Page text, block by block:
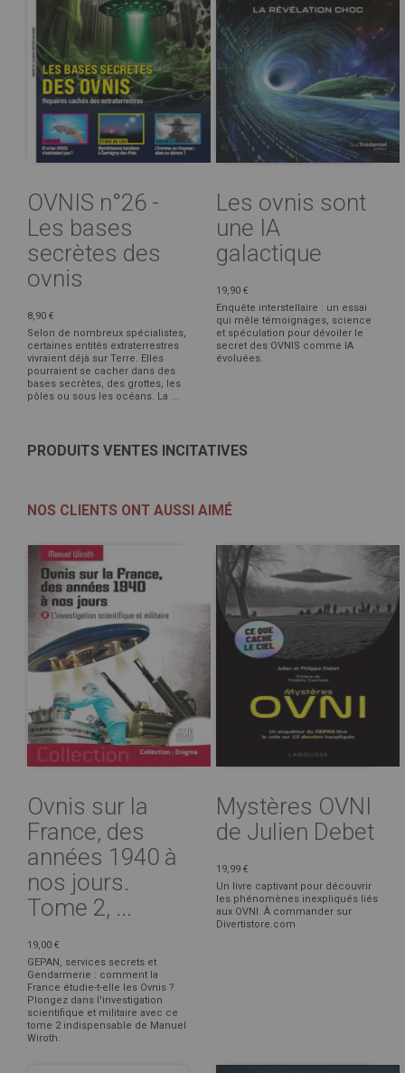
OVNIS n°26 -
Les bases
secrètes des
ovnis
8,90 €
Selon de nombreux spécialistes,
certaines entités extraterrestres
vivraient déjà sur Terre. Elles
pourraient se cacher dans des
bases secrètes, des grottes, les
pôles ou sous les océans. La ...
Les ovnis sont
une IA
galactique
19,90 €
Enquête interstellaire : un essai
qui mêle témoignages, science
et spéculation pour dévoiler le
secret des OVNIS comme IA
évoluées.
PRODUITS VENTES INCITATIVES
NOS CLIENTS ONT AUSSI AIMÉ
Ovnis sur la
France, des
années 1940 à
nos jours.
Tome 2, ...
19,00 €
GEPAN, services secrets et
Gendarmerie : comment la
France étudie-t-elle les Ovnis ?
Plongez dans l'investigation
scientifique et militaire avec ce
tome 2 indispensable de Manuel
Wiroth.
Mystères OVNI
de Julien Debet
19,99 €
Un livre captivant pour découvrir
les phénomènes inexpliqués liés
aux OVNI. À commander sur
Divertistore.com